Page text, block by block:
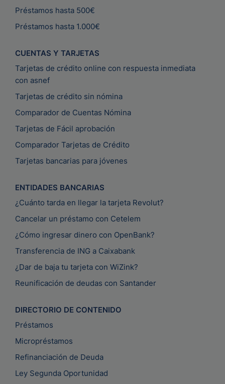
Préstamos hasta 500€
Préstamos hasta 1.000€
CUENTAS Y TARJETAS
Tarjetas de crédito online con respuesta inmediata
con asnef
Tarjetas de crédito sin nómina
Comparador de Cuentas Nómina
Tarjetas de Fácil aprobación
Comparador Tarjetas de Crédito
Tarjetas bancarias para jóvenes
ENTIDADES BANCARIAS
¿Cuánto tarda en llegar la tarjeta Revolut?
Cancelar un préstamo con Cetelem
¿Cómo ingresar dinero con OpenBank?
Transferencia de ING a Caixabank
¿Dar de baja tu tarjeta con WiZink?
Reunificación de deudas con Santander
DIRECTORIO DE CONTENIDO
Préstamos
Micropréstamos
Refinanciación de Deuda
Ley Segunda Oportunidad